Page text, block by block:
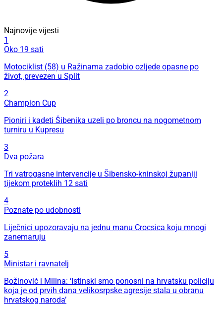
Najnovije vijesti
1
Oko 19 sati
Motociklist (58) u Ražinama zadobio ozljede opasne po
život, prevezen u Split
2
Champion Cup
Pioniri i kadeti Šibenika uzeli po broncu na nogometnom
turniru u Kupresu
3
Dva požara
Tri vatrogasne intervencije u Šibensko-kninskoj županiji
tijekom proteklih 12 sati
4
Poznate po udobnosti
Liječnici upozoravaju na jednu manu Crocsica koju mnogi
zanemaruju
5
Ministar i ravnatelj
Božinović i Milina: ‘Istinski smo ponosni na hrvatsku policiju
koja je od prvih dana velikosrpske agresije stala u obranu
hrvatskog naroda’